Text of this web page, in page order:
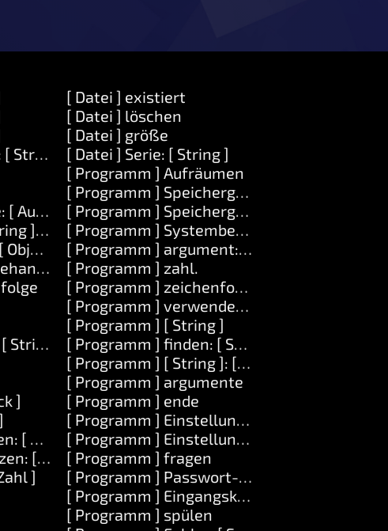
String ]
[ Aufgabe ]
] value: [ Objekt ]
]
[ Aufgabe ]
String ]
]
[ String ]
[ String ]
]
[ Datei ] existiert
[ Datei ] löschen
[ Datei ] größe
[ Datei ] Serie: [ String ]
[ Programm ] Aufräumen
[ Programm ] Speichergrenze
[ Programm ] Speichergrenze: [Number]
[ Programm ] Systembefehl: [ String ]
[ Programm ] argument: [ Zahl ]
[ Programm ] zahl.
[ Programm ] zeichenfolge
[ Programm ] verwenden: [ String ]
[ Programm ] [ String ]
[ Programm ] finden: [ String ]
[ Programm ] [ String ]: [ String ]
[ Programm ] argumente
[ Programm ] ende
[ Programm ] Einstellung: [ String ]
[ Programm ] Einstellung: [ String ] wird: [
[ Programm ] fragen
[ Programm ] Passwort-fragen
[ Programm ] Eingangskanal
[ Programm ] spülen